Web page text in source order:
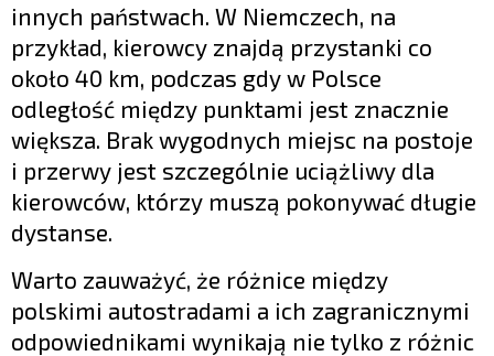
innych państwach. W Niemczech, na
przykład, kierowcy znajdą przystanki co
około 40 km, podczas gdy w Polsce
odległość między punktami jest znacznie
większa. Brak wygodnych miejsc na postoje
i przerwy jest szczególnie uciążliwy dla
kierowców, którzy muszą pokonywać długie
dystanse.
Warto zauważyć, że różnice między
polskimi autostradami a ich zagranicznymi
odpowiednikami wynikają nie tylko z różnic